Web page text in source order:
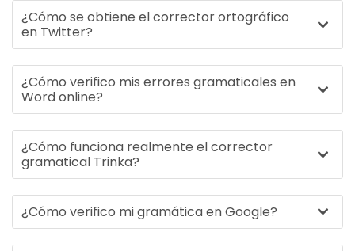
¿Cómo se obtiene el corrector ortográfico
en Twitter?
¿Cómo verifico mis errores gramaticales en
Word online?
¿Cómo funciona realmente el corrector
gramatical Trinka?
¿Cómo verifico mi gramática en Google?